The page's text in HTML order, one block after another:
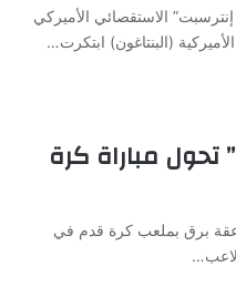
الاستقصائي الأميركي
(البنتاغون) ابتكرت…
تحول مباراة كرة
برق بملعب كرة قدم في
لاعب…